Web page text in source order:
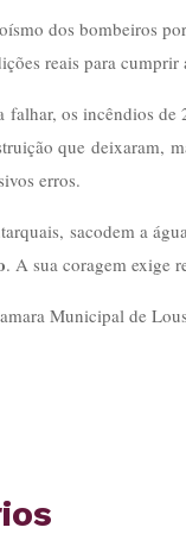
dos bombeiros
reais para cumprir
falhar, os incêndios de
que deixaram,
erros.
sacodem a
. A sua coragem exige
Municipal de